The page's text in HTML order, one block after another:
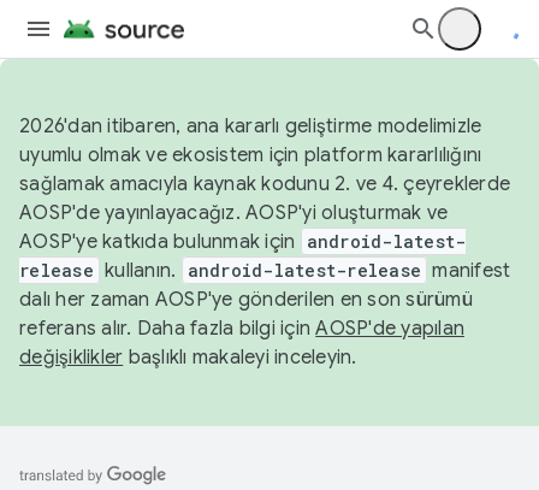
2026'dan itibaren, ana kararlı geliştirme modelimizle
uyumlu olmak ve ekosistem için platform kararlılığını
sağlamak amacıyla kaynak kodunu 2. ve 4. çeyreklerde
AOSP'de yayınlayacağız. AOSP'yi oluşturmak ve
AOSP'ye katkıda bulunmak için
android-latest-
release kullanın. android-latest-release manifest
dalı her zaman AOSP'ye gönderilen en son sürümü
referans alır. Daha fazla bilgi içinAOSP'de yapılan
değişiklikler başlıklı makaleyi inceleyin.